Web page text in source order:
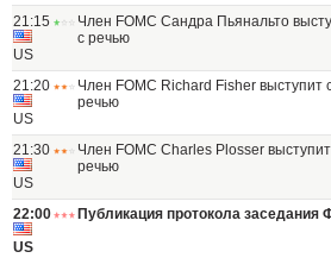
21:15
US
Член FOMC Сандра Пьянальто
с речью
21:20
US
Член FOMC Richard Fisher выступит
речью
21:30
US
Член FOMC Charles Plosser
речью
22:00
US
Публикация протокола заседания